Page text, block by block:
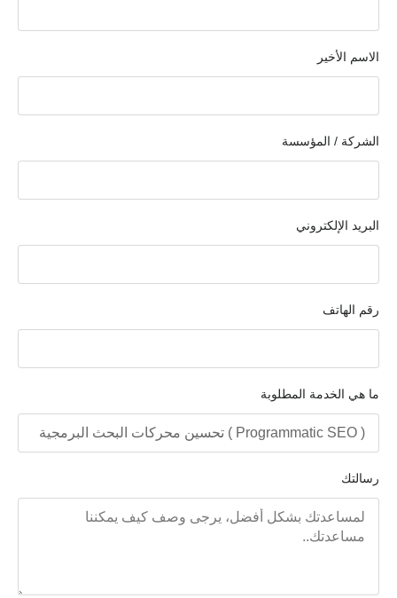
الاسم الأخير
الشركة / المؤسسة
البريد الإلكتروني
رقم الهاتف
ما هي الخدمة المطلوبة
رسالتك